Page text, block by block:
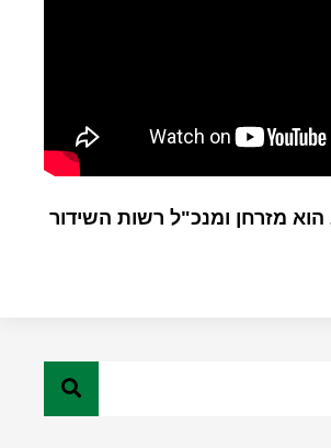
מזרחן ומנכ"ל רשות השידור